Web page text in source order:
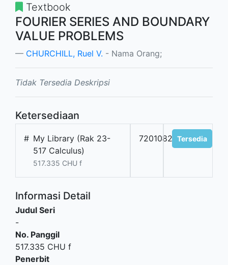
Textbook
FOURIER SERIES AND BOUNDARY
VALUE PROBLEMS
CHURCHILL, Ruel V. - Nama Orang;
Tidak Tersedia Deskripsi
Ketersediaan
# My Library (Rak 23-
517 Calculus)
517.335 CHU f
7201082201Tersedia
Informasi Detail
Judul Seri
-
No. Panggil
517.335 CHU f
Penerbit